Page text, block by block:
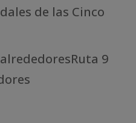
de las Cinco
9